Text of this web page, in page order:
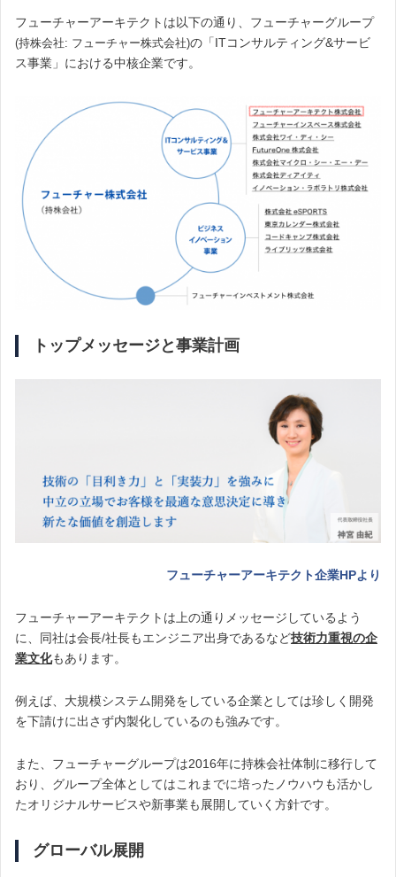
フューチャーアーキテクトは以下の通り、フューチャーグループ
(持株会社: フューチャー株式会社)の「ITコンサルティング&サービ
ス事業」における中核企業です。
トップメッセージと事業計画
フューチャーアーキテクト企業HPより
フューチャーアーキテクトは上の通りメッセージしているよう
に、同社は会長/社長もエンジニア出身であるなど技術力重視の企
業文化もあります。
例えば、大規模システム開発をしている企業としては珍しく開発
を下請けに出さず内製化しているのも強みです。
また、フューチャーグループは2016年に持株会社体制に移行して
おり、グループ全体としてはこれまでに培ったノウハウも活かし
たオリジナルサービスや新事業も展開していく方針です。
グローバル展開